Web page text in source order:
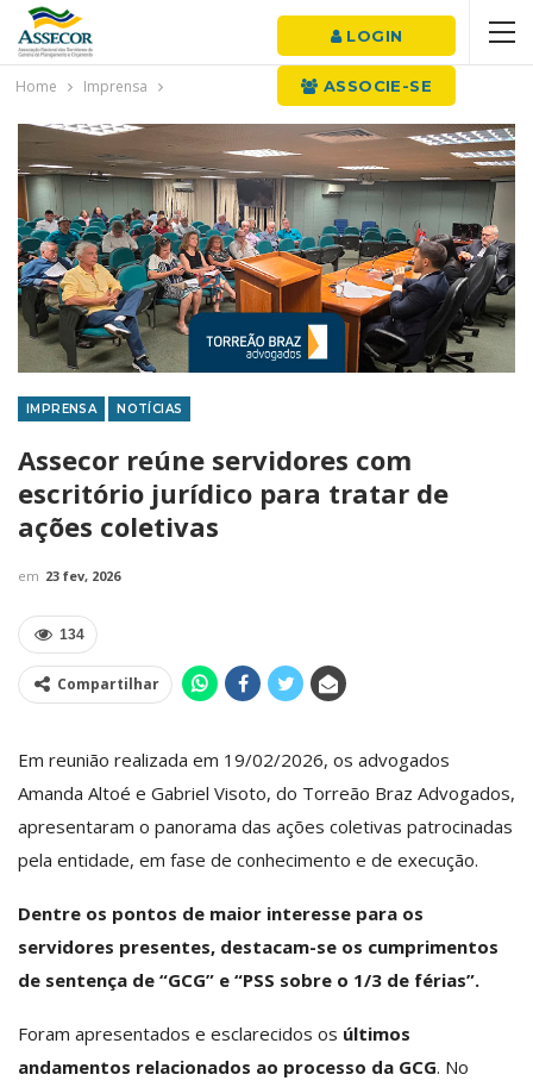
LOGIN
ASSOCIE-SE
Home Imprensa
IMPRENSA NOTÍCIAS
Assecor reúne servidores com
escritório jurídico para tratar de
ações coletivas
em 23 fev, 2026
134
Compartilhar
Em reunião realizada em 19/02/2026, os advogados
Amanda Altoé e Gabriel Visoto, do Torreão Braz Advogados,
apresentaram o panorama das ações coletivas patrocinadas
pela entidade, em fase de conhecimento e de execução.
Dentre os pontos de maior interesse para os
servidores presentes, destacam-se os cumprimentos
de sentença de “GCG” e “PSS sobre o 1/3 de férias”.
Foram apresentados e esclarecidos os últimos
andamentos relacionados ao processo da GCG. No